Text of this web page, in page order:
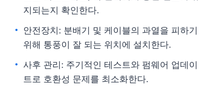
지되는지 확인한다.
안전장치: 분배기 및 케이블의 과열을 피하기
위해 통풍이 잘 되는 위치에 설치한다.
사후 관리: 주기적인 테스트와 펌웨어 업데이
트로 호환성 문제를 최소화한다.